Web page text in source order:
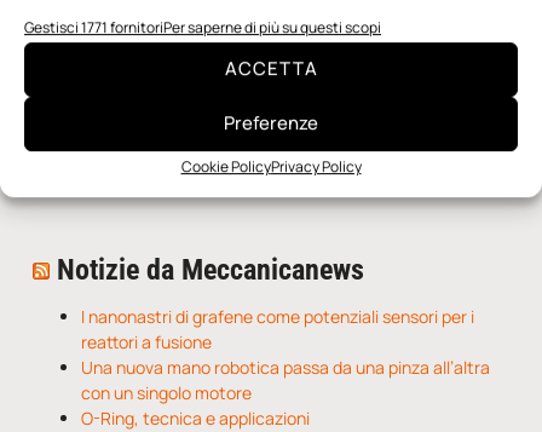
Gestisci 1771 fornitoriPer saperne di più su questi scopi
ACCETTA
Preferenze
Cookie PolicyPrivacy Policy
n.4 - Maggio 2026
Notizie da Meccanicanews
I nanonastri di grafene come potenziali sensori per i
reattori a fusione
Una nuova mano robotica passa da una pinza all’altra
con un singolo motore
O-Ring, tecnica e applicazioni